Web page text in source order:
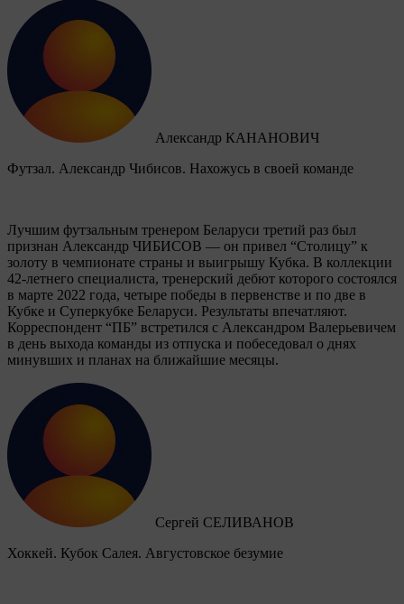
Александр КАНАНОВИЧ
Футзал. Александр Чибисов. Нахожусь в своей команде
Лучшим футзальным тренером Беларуси третий раз был
признан Александр ЧИБИСОВ — он привел “Столицу” к
золоту в чемпионате страны и выигрышу Кубка. В коллекции
42-летнего специалиста, тренерский дебют которого состоялся
в марте 2022 года, четыре победы в первенстве и по две в
Кубке и Суперкубке Беларуси. Результаты впечатляют.
Корреспондент “ПБ” встретился с Александром Валерьевичем
в день выхода команды из отпуска и побеседовал о днях
минувших и планах на ближайшие месяцы.
Сергей СЕЛИВАНОВ
Хоккей. Кубок Салея. Августовское безумие